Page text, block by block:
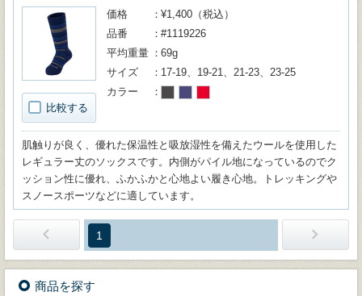
比較する
価格
¥1,400（税込）
品番
#1119226
平均重量
69g
サイズ
17-19、19-21、21-23、23-25
カラー
肌触りが良く、優れた保温性と吸放湿性を備えたウールを使用した
レギュラー丈のソックスです。内側がパイル地になっているのでク
ッション性に優れ、ふかふかと心地よい履き心地。トレッキングや
スノースポーツなどに適しています。
1
商品を探す